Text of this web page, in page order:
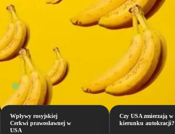
Wpływy rosyjskiej
Cerkwi prawosławnej w
USA
Czy USA zmierzają w
kierunku autokracji?